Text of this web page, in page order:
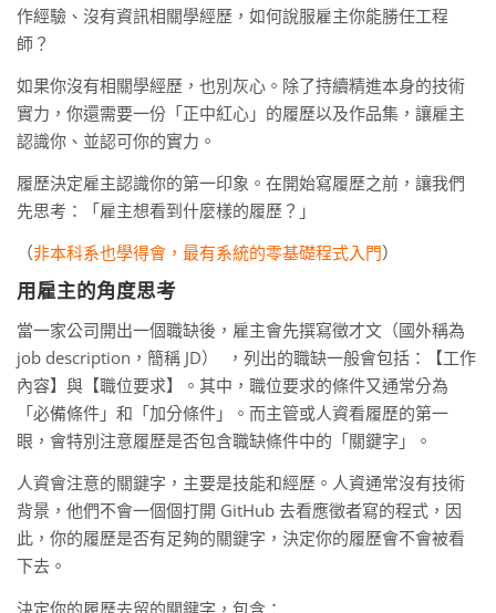
作經驗、沒有資訊相關學經歷，如何說服雇主你能勝任工程
師？
如果你沒有相關學經歷，也別灰心。除了持續精進本身的技術
實力，你還需要一份「正中紅心」的履歷以及作品集，讓雇主
認識你、並認可你的實力。
履歷決定雇主認識你的第一印象。在開始寫履歷之前，讓我們
先思考：「雇主想看到什麼樣的履歷？」
（非本科系也學得會，最有系統的零基礎程式入門）
用雇主的角度思考
當一家公司開出一個職缺後，雇主會先撰寫徵才文（國外稱為
job description，簡稱 JD） ，列出的職缺一般會包括：【工作
內容】與【職位要求】。其中，職位要求的條件又通常分為
「必備條件」和「加分條件」。而主管或人資看履歷的第一
眼，會特別注意履歷是否包含職缺條件中的「關鍵字」。
人資會注意的關鍵字，主要是技能和經歷。人資通常沒有技術
背景，他們不會一個個打開 GitHub 去看應徵者寫的程式，因
此，你的履歷是否有足夠的關鍵字，決定你的履歷會不會被看
下去。
決定你的履歷去留的關鍵字，包含：